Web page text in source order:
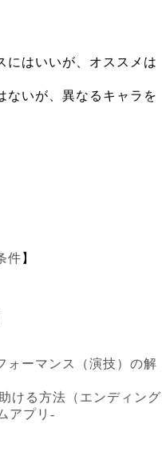
にはいいが、オススメは
ないが、異なるキャラを
件 】
ォーマンス（演技）の解
ける方法（エンディング
アプリ-